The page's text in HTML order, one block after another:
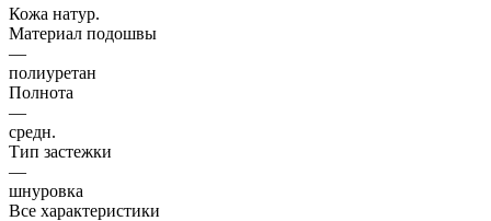
Кожа натур.
Материал подошвы
—
полиуретан
Полнота
—
средн.
Тип застежки
—
шнуровка
Все характеристики